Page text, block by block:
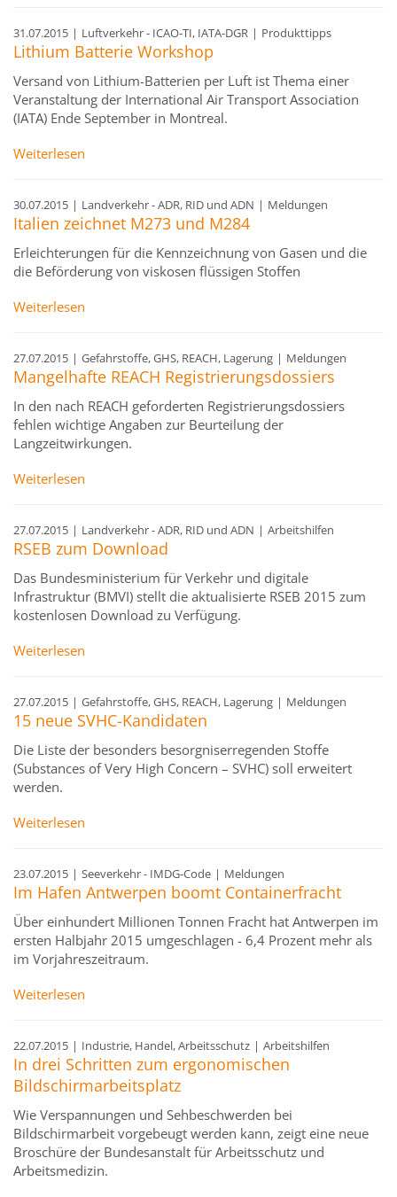
31.07.2015 | Luftverkehr - ICAO-TI, IATA-DGR | Produkttipps
Lithium Batterie Workshop
Versand von Lithium-Batterien per Luft ist Thema einer
Veranstaltung der International Air Transport Association
(IATA) Ende September in Montreal.
Weiterlesen
30.07.2015 | Landverkehr - ADR, RID und ADN | Meldungen
Italien zeichnet M273 und M284
Erleichterungen für die Kennzeichnung von Gasen und die
die Beförderung von viskosen flüssigen Stoffen
Weiterlesen
27.07.2015 | Gefahrstoffe, GHS, REACH, Lagerung | Meldungen
Mangelhafte REACH Registrierungsdossiers
In den nach REACH geforderten Registrierungsdossiers
fehlen wichtige Angaben zur Beurteilung der
Langzeitwirkungen.
Weiterlesen
27.07.2015 | Landverkehr - ADR, RID und ADN | Arbeitshilfen
RSEB zum Download
Das Bundesministerium für Verkehr und digitale
Infrastruktur (BMVI) stellt die aktualisierte RSEB 2015 zum
kostenlosen Download zu Verfügung.
Weiterlesen
27.07.2015 | Gefahrstoffe, GHS, REACH, Lagerung | Meldungen
15 neue SVHC-Kandidaten
Die Liste der besonders besorgniserregenden Stoffe
(Substances of Very High Concern – SVHC) soll erweitert
werden.
Weiterlesen
23.07.2015 | Seeverkehr - IMDG-Code | Meldungen
Im Hafen Antwerpen boomt Containerfracht
Über einhundert Millionen Tonnen Fracht hat Antwerpen im
ersten Halbjahr 2015 umgeschlagen - 6,4 Prozent mehr als
im Vorjahreszeitraum.
Weiterlesen
22.07.2015 | Industrie, Handel, Arbeitsschutz | Arbeitshilfen
In drei Schritten zum ergonomischen
Bildschirmarbeitsplatz
Wie Verspannungen und Sehbeschwerden bei
Bildschirmarbeit vorgebeugt werden kann, zeigt eine neue
Broschüre der Bundesanstalt für Arbeitsschutz und
Arbeitsmedizin.